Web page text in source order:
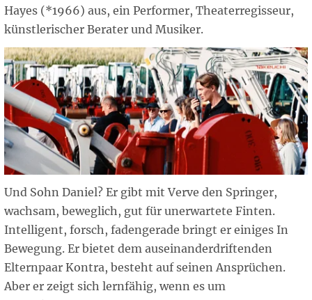
Hayes (*1966) aus, ein Performer, Theaterregisseur,
künstlerischer Berater und Musiker.
Und Sohn Daniel? Er gibt mit Verve den Springer,
wachsam, beweglich, gut für unerwartete Finten.
Intelligent, forsch, fadengerade bringt er einiges In
Bewegung. Er bietet dem auseinanderdriftenden
Elternpaar Kontra, besteht auf seinen Ansprüchen.
Aber er zeigt sich lernfähig, wenn es um